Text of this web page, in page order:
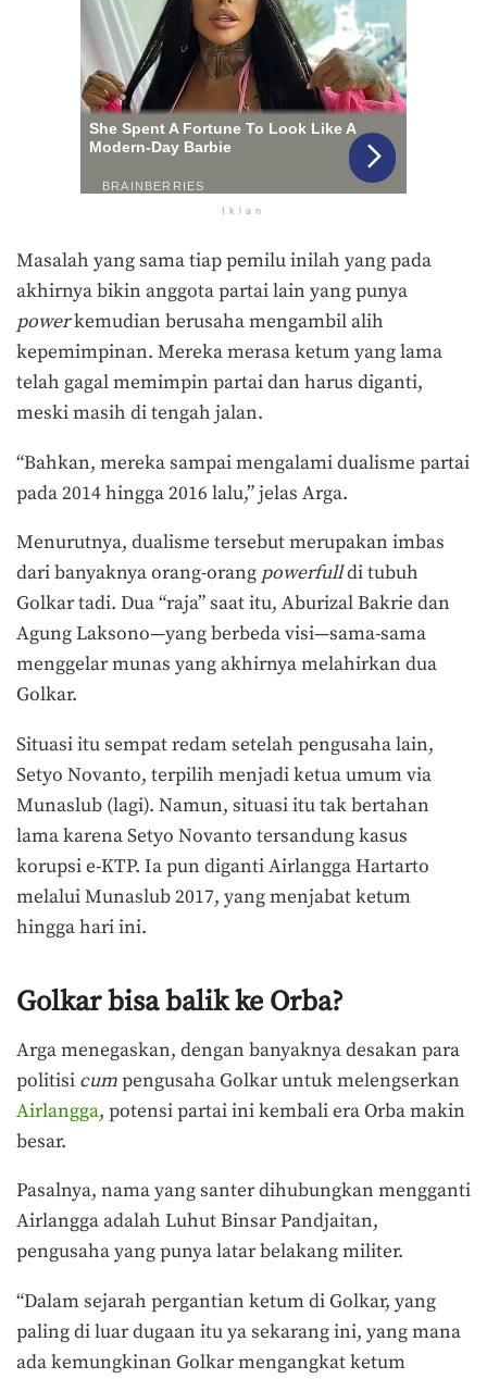
Iklan
Masalah yang sama tiap pemilu inilah yang pada
akhirnya bikin anggota partai lain yang punya
powerkemudian berusaha mengambil alih
kepemimpinan. Mereka merasa ketum yang lama
telah gagal memimpin partai dan harus diganti,
meski masih di tengah jalan.
“Bahkan, mereka sampai mengalami dualisme partai
pada 2014 hingga 2016 lalu,” jelas Arga.
Menurutnya, dualisme tersebut merupakan imbas
dari banyaknya orang-orang powerfulldi tubuh
Golkar tadi. Dua “raja” saat itu, Aburizal Bakrie dan
Agung Laksono—yang berbeda visi—sama-sama
menggelar munas yang akhirnya melahirkan dua
Golkar.
Situasi itu sempat redam setelah pengusaha lain,
Setyo Novanto, terpilih menjadi ketua umum via
Munaslub (lagi). Namun, situasi itu tak bertahan
lama karena Setyo Novanto tersandung kasus
korupsi e-KTP. Ia pun diganti Airlangga Hartarto
melalui Munaslub 2017, yang menjabat ketum
hingga hari ini.
Golkar bisa balik ke Orba?
Arga menegaskan, dengan banyaknya desakan para
politisi cumpengusaha Golkar untuk melengserkan
Airlangga, potensi partai ini kembali era Orba makin
besar.
Pasalnya, nama yang santer dihubungkan mengganti
Airlangga adalah Luhut Binsar Pandjaitan,
pengusaha yang punya latar belakang militer.
“Dalam sejarah pergantian ketum di Golkar, yang
paling di luar dugaan itu ya sekarang ini, yang mana
ada kemungkinan Golkar mengangkat ketum